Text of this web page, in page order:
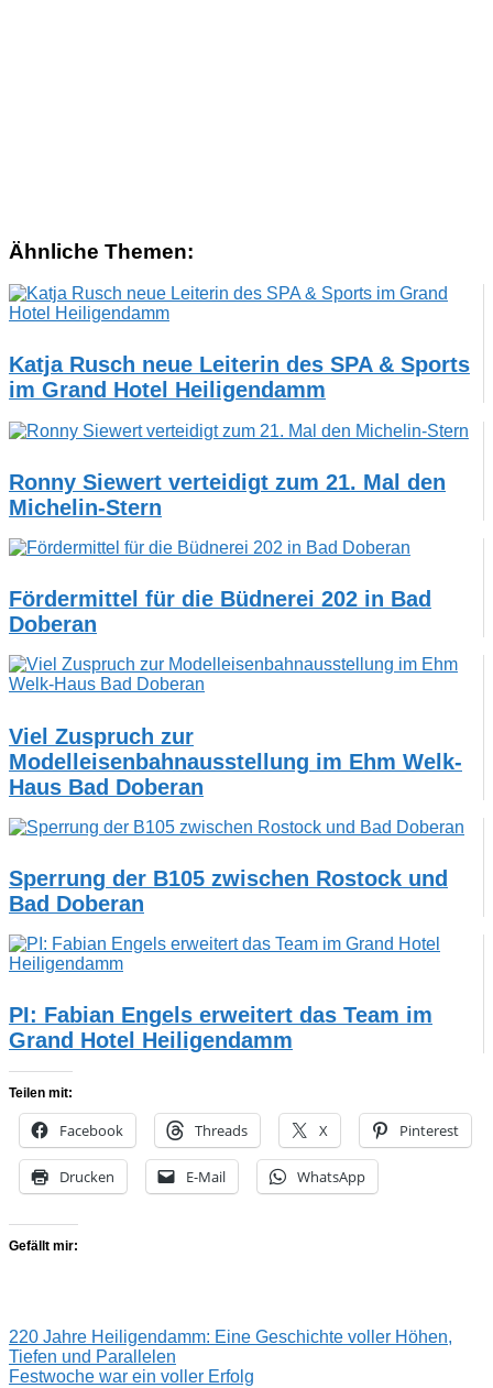
Ähnliche Themen:
Katja Rusch neue Leiterin des SPA & Sports
im Grand Hotel Heiligendamm
Ronny Siewert verteidigt zum 21. Mal den
Michelin-Stern
Fördermittel für die Büdnerei 202 in Bad
Doberan
Viel Zuspruch zur
Modelleisenbahnausstellung im Ehm Welk-
Haus Bad Doberan
Sperrung der B105 zwischen Rostock und
Bad Doberan
PI: Fabian Engels erweitert das Team im
Grand Hotel Heiligendamm
Teilen mit:
Facebook Threads X Pinterest
Drucken E-Mail WhatsApp
Gefällt mir:
Beitragsnavigation
Vorheriger
Beitrag:
220 Jahre Heiligendamm: Eine Geschichte voller Höhen,
Tiefen und Parallelen
Nächster
Festwoche war ein voller Erfolg